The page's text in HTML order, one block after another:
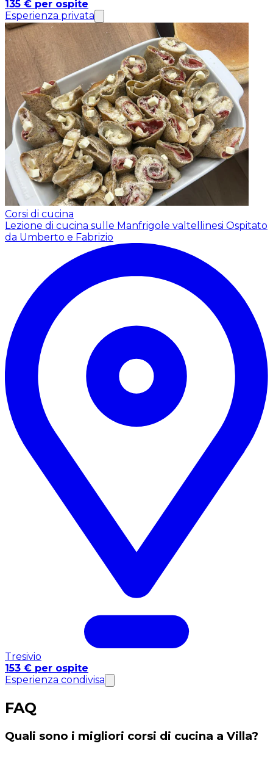
135 € per ospite
Esperienza privata
Corsi di cucina
Lezione di cucina sulle Manfrigole valtellinesi Ospitato
da Umberto e Fabrizio
Tresivio
153 € per ospite
Esperienza condivisa
FAQ
Quali sono i migliori corsi di cucina a Villa?